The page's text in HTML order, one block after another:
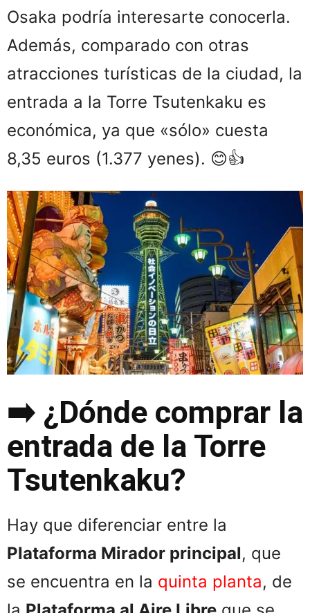
Osaka podría interesarte conocerla.
Además, comparado con otras
atracciones turísticas de la ciudad, la
entrada a la Torre Tsutenkaku es
económica, ya que «sólo» cuesta
8,35 euros (1.377 yenes). 😊👍
➡️ ¿Dónde comprar la
entrada de la Torre
Tsutenkaku?
Hay que diferenciar entre la
Plataforma Mirador principal, que
se encuentra en la quinta planta, de